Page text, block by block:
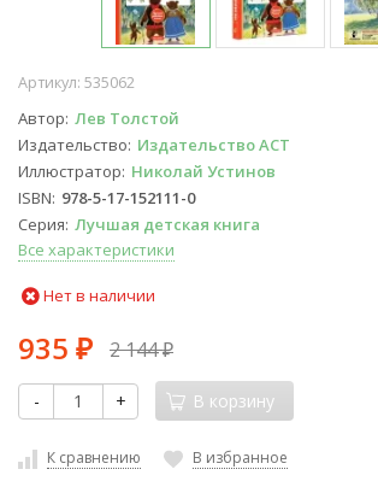
Артикул: 535062
Автор Лев Толстой
Издательство Издательство АСТ
Иллюстратор Николай Устинов
ISBN 978-5-17-152111-0
Серия Лучшая детская книга
Все характеристики
Нет в наличии
935 ₽ 2 144₽
- + В корзину
К сравнению В избранное